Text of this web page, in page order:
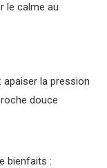
le calme au
la pression
douce
bienfaits :